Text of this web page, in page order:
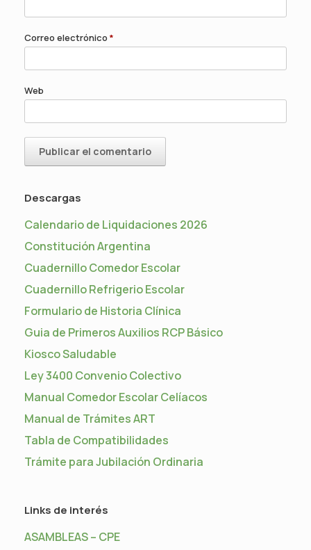
Correo electrónico *
Web
Descargas
Calendario de Liquidaciones 2026
Constitución Argentina
Cuadernillo Comedor Escolar
Cuadernillo Refrigerio Escolar
Formulario de Historia Clínica
Guia de Primeros Auxilios RCP Básico
Kiosco Saludable
Ley 3400 Convenio Colectivo
Manual Comedor Escolar Celíacos
Manual de Trámites ART
Tabla de Compatibilidades
Trámite para Jubilación Ordinaria
Links de interés
ASAMBLEAS – CPE